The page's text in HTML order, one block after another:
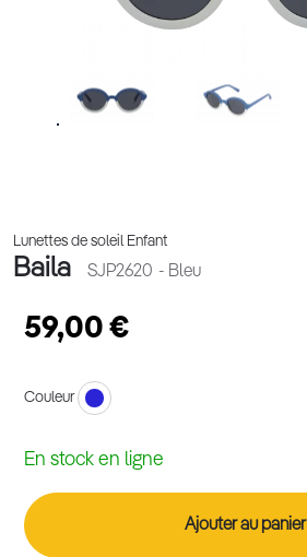
Lunettes de soleil Enfant
Baila SJP2620 - Bleu
59,00 €
Couleur
En stock en ligne
Ajouter au panier